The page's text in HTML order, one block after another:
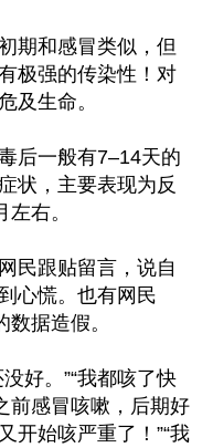
期和感冒类似，但
极强的传染性！对
及生命。
后一般有7–14天的
状，主要表现为反
右。
民跟贴留言，说自
心慌。也有网民
据造假。
好。”“我都咳了快
前感冒咳嗽，后期好
开始咳严重了！”“我